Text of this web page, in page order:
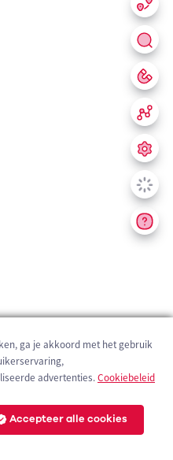
ga je akkoord met het gebruik
advertenties.Cookiebeleid
Accepteer alle cookies